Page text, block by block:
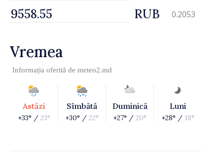
RUB 0.2053
Vremea
Informația oferită de meteo2.md
Astăzi
+33° / 23°
Sîmbătă
+30° / 22°
Duminică
+27° / 20°
Luni
+28° / 18°